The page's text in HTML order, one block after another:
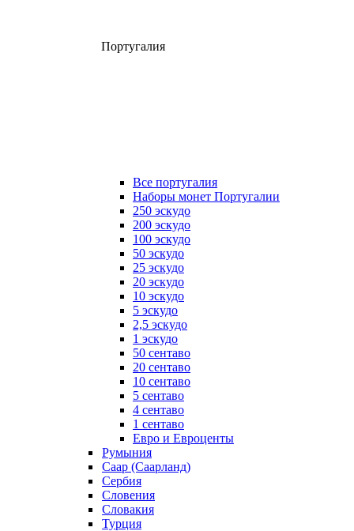
Португалия
Все португалия
Наборы монет Португалии
250 эскудо
200 эскудо
100 эскудо
50 эскудо
25 эскудо
20 эскудо
10 эскудо
5 эскудо
2,5 эскудо
1 эскудо
50 сентаво
20 сентаво
10 сентаво
5 сентаво
4 сентаво
1 сентаво
Евро и Евроценты
Румыния
Саар (Саарланд)
Сербия
Словения
Словакия
Турция